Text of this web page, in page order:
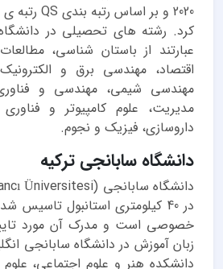
کرد. رشته های تحصیلی در
عبارتند از باستان شناسی،
اقتصاد، مهندسی برق و
مهندسی شیمی، مهندسی و
مدیریت، علوم کامپیوتر و فناوری
داروسازی، فیزیک و نجوم.
دانشگاه سابانجی ترکیه
در 40 کیلومتری استانبول تاسیس
خصوصی است و مدرک آن مورد
دانشکده هنر و علوم اجتماعی،